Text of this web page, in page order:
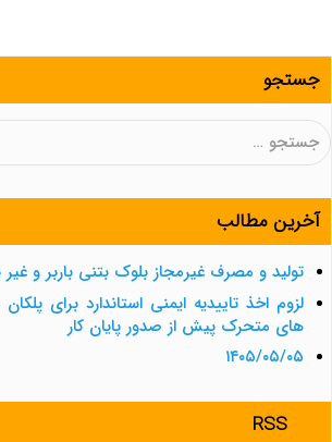
جستجو
جستجو
آخرین مطالب
تولید و مصرف غیرمجاز بلوک بتنی باربر و غیر
لزوم اخذ تاییدیه ایمنی استاندارد برای
های متحرک پیش از صدور پایان کار
۱۴۰۵/۰۵/۰۵
RSS